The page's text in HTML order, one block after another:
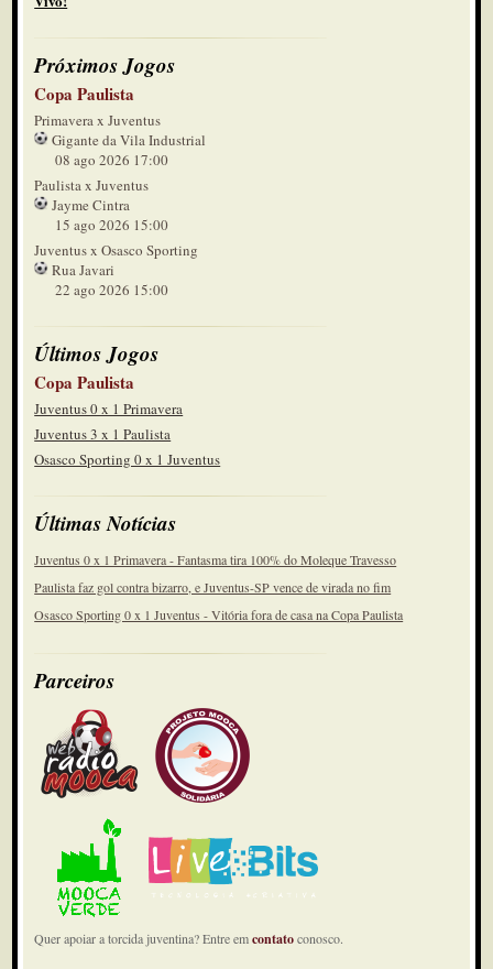
Próximos Jogos
Copa Paulista
Primavera x Juventus
Gigante da Vila Industrial
08 ago 2026 17:00
Paulista x Juventus
Jayme Cintra
15 ago 2026 15:00
Juventus x Osasco Sporting
Rua Javari
22 ago 2026 15:00
Últimos Jogos
Copa Paulista
Juventus 0 x 1 Primavera
Juventus 3 x 1 Paulista
Osasco Sporting 0 x 1 Juventus
Últimas Notícias
Juventus 0 x 1 Primavera - Fantasma tira 100% do Moleque Travesso
Paulista faz gol contra bizarro, e Juventus-SP vence de virada no fim
Osasco Sporting 0 x 1 Juventus - Vitória fora de casa na Copa Paulista
Parceiros
Quer apoiar a torcida juventina? Entre emcontatoconosco.